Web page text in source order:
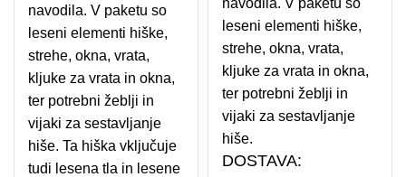
navodila. V paketu so
leseni elementi hiške,
strehe, okna, vrata,
kljuke za vrata in okna,
ter potrebni žeblji in
vijaki za sestavljanje
hiše. Ta hiška vključuje
tudi lesena tla in lesene
navodila. V paketu so
leseni elementi hiške,
strehe, okna, vrata,
kljuke za vrata in okna,
ter potrebni žeblji in
vijaki za sestavljanje
hiše.
DOSTAVA: